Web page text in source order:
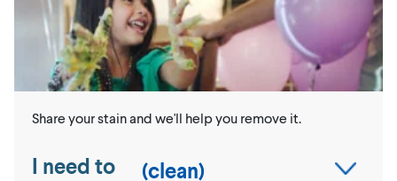
Share your stain and we'll help you remove it.
I need to